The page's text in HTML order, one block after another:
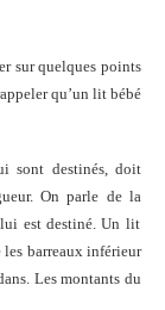
sur quelques points
qu’un lit bébé
sont destinés, doit
On parle de la
est destiné. Un lit
les barreaux inférieur
Les montants du